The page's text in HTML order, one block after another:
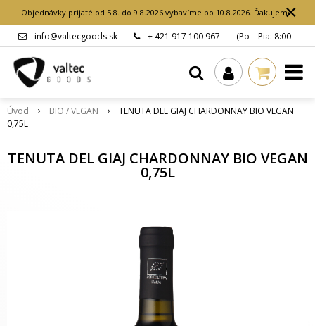
Objednávky prijaté od 5.8. do 9.8.2026 vybavíme po 10.8.2026. Ďakujeme.
×
info@valtecgoods.sk + 421 917 100 967
(Po – Pia: 8:00 –
Úvod BIO / VEGAN
TENUTA DEL GIAJ CHARDONNAY BIO VEGAN
0,75L
TENUTA DEL GIAJ CHARDONNAY BIO VEGAN
0,75L